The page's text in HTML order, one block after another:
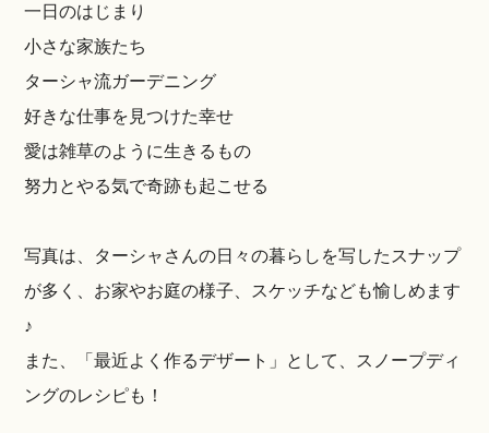
一日のはじまり
小さな家族たち
ターシャ流ガーデニング
好きな仕事を見つけた幸せ
愛は雑草のように生きるもの
努力とやる気で奇跡も起こせる
写真は、ターシャさんの日々の暮らしを写したスナップ
が多く、お家やお庭の様子、スケッチなども愉しめます
♪
また、「最近よく作るデザート」として、スノープディ
ングのレシピも！